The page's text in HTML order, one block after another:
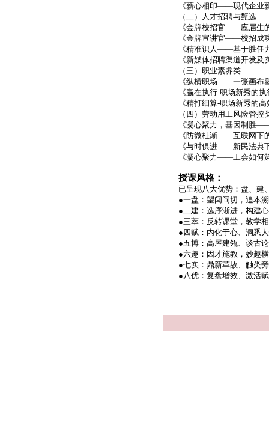
《薪心相印——现代企业
（二）人才招聘与甄选
《金牌校招官——应届生
《金牌宣讲官——校招成
《精准识人——基于胜任
《新媒体招聘渠道开发及
（三）职业素养类
《纵横职场——一张画布
《赢在执行-职场新秀的执
《精打细算-职场新秀的高
（四）劳动用工风险管控
《凝心聚力，基因制胜——
《防微杜渐——互联网下
《与时俱进——新民法典
《凝心聚力——工会如何
授课风格：
已呈现八大优势：盘、建
●一盘：望闻问切，追本
●二建：选序渐进，构建
●三萃：反转课堂，教学
●四赋：内化于心、洞悉
●五博：高屋建瓴、谈古
●六趣：因才施教，妙趣
●七实：鼎新革故、触类
●八优：复盘增效、激活